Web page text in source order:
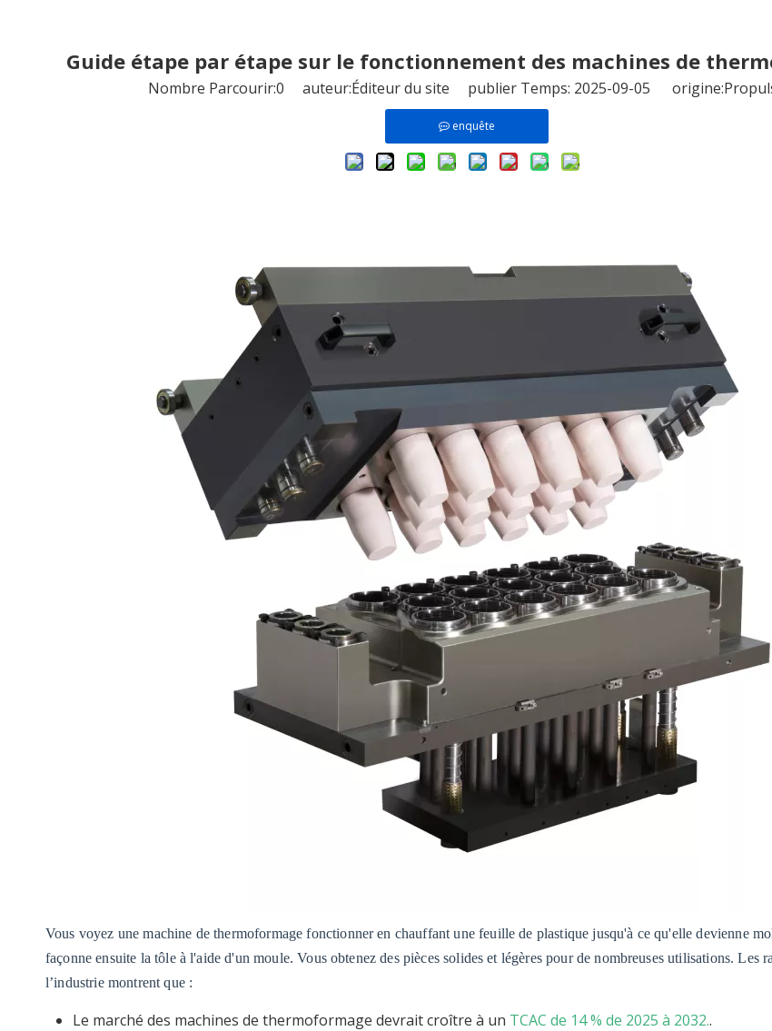
Guide étape par étape sur le fonctionnement des machines de
Nombre Parcourir:0 auteur:Éditeur du site publier Temps: 2025-09-05 origine:
enquête
Vous voyez une machine de thermoformage fonctionner en chauffant une feuille de plastique jusqu'à ce qu'elle devienne
façonne ensuite la tôle à l'aide d'un moule. Vous obtenez des pièces solides et légères pour de nombreuses utilisations. Les
l’industrie montrent que :
Le marché des machines de thermoformage devrait croître à un TCAC de 14 % de 2025 à 2032..